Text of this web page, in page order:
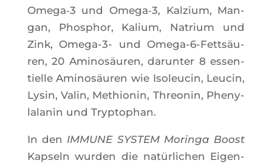
Omega‑3 und Omega‑3, Kal­zium, Man­
gan, Phos­phor, Kalium, Natrium und
Zink, Ome­ga-3- und Ome­ga-6-Fettsäu­
ren, 20 Ami­nosäu­ren, darun­ter 8 essen­
tielle Ami­nosäu­ren wie Iso­leu­cin, Leu­cin,
Lysin, Valin, Methio­nin, Threo­nin, Phe­ny­
la­la­nin und Tryptophan.
In den IMMUNE SYSTEM Morin­ga Boost
Kap­seln wur­den die natür­li­chen Eigen­